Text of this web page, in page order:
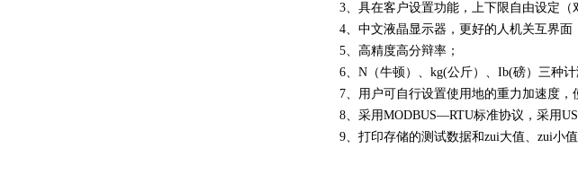
3、具在客户设置功能，上下限自由设定
4、中文液晶显示器，更好的人机关互界面
5、高精度高分辩率；
6、N（牛顿）、kg(公斤）、Ib(磅）三种
7、用户可自行设置使用地的重力加速度，
8、采用MODBUS—RTU标准协议，采用
9、打印存储的测试数据和zui大值、zui小